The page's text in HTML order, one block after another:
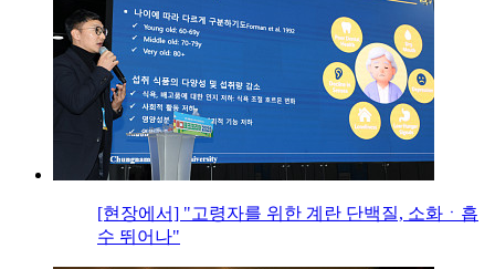
[현장에서] "고령자를 위한 계란 단백질, 소화ㆍ흡
수 뛰어나"